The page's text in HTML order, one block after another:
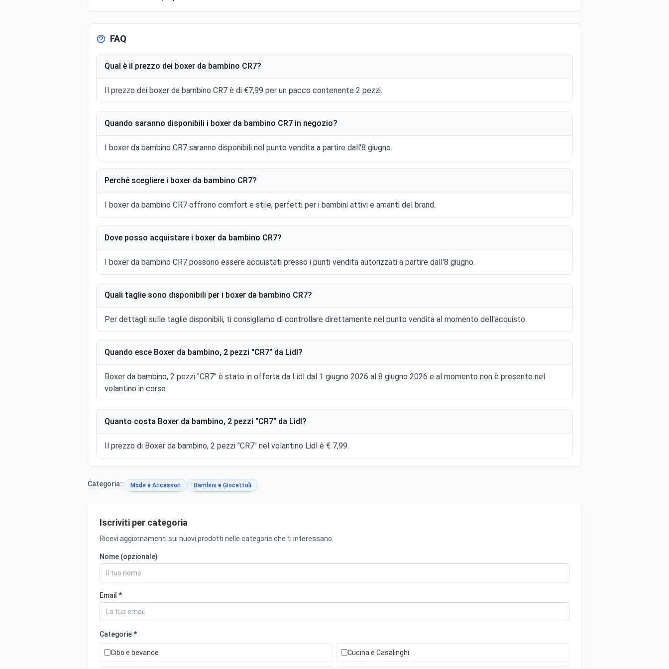
FAQ
Qual è il prezzo dei boxer da bambino CR7?
Il prezzo dei boxer da bambino CR7 è di €7,99 per un pacco contenente 2 pezzi.
Quando saranno disponibili i boxer da bambino CR7 in negozio?
I boxer da bambino CR7 saranno disponibili nel punto vendita a partire dall'8 giugno.
Perché scegliere i boxer da bambino CR7?
I boxer da bambino CR7 offrono comfort e stile, perfetti per i bambini attivi e amanti del brand.
Dove posso acquistare i boxer da bambino CR7?
I boxer da bambino CR7 possono essere acquistati presso i punti vendita autorizzati a partire dall'8 giugno.
Quali taglie sono disponibili per i boxer da bambino CR7?
Per dettagli sulle taglie disponibili, ti consigliamo di controllare direttamente nel punto vendita al momento dell'acquisto.
Quando esce Boxer da bambino, 2 pezzi "CR7" da Lidl?
Boxer da bambino, 2 pezzi "CR7" è stato in offerta da Lidl dal 1 giugno 2026 al 8 giugno 2026 e al momento non è presente nel
volantino in corso.
Quanto costa Boxer da bambino, 2 pezzi "CR7" da Lidl?
Il prezzo di Boxer da bambino, 2 pezzi "CR7" nel volantino Lidl è € 7,99.
Categoria:: Moda e Accessori Bambini e Giocattoli
Iscriviti per categoria
Ricevi aggiornamenti sui nuovi prodotti nelle categorie che ti interessano.
Nome (opzionale)
Email *
Categorie *
Cibo e bevande Cucina e Casalinghi